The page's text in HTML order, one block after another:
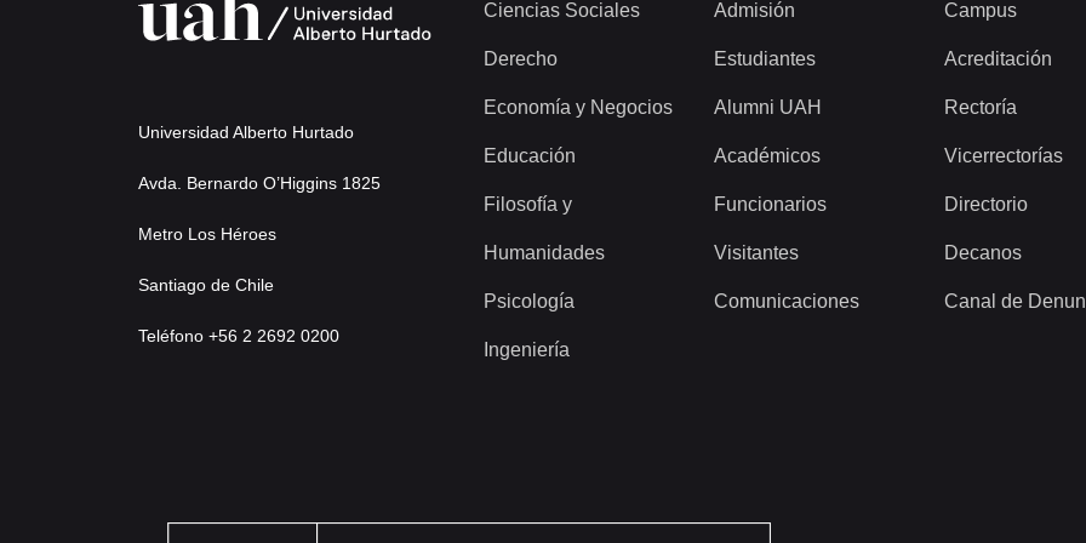
Universidad Alberto Hurtado
Avda. Bernardo O’Higgins 1825
Metro Los Héroes
Santiago de Chile
Teléfono +56 2 2692 0200
Ciencias Sociales
Derecho
Economía y Negocios
Educación
Filosofía y
Humanidades
Psicología
Ingeniería
Admisión
Estudiantes
Alumni UAH
Académicos
Funcionarios
Visitantes
Comunicaciones
Campus
Acreditación
Rectoría
Vicerrectorías
Directorio
Decanos
Canal de